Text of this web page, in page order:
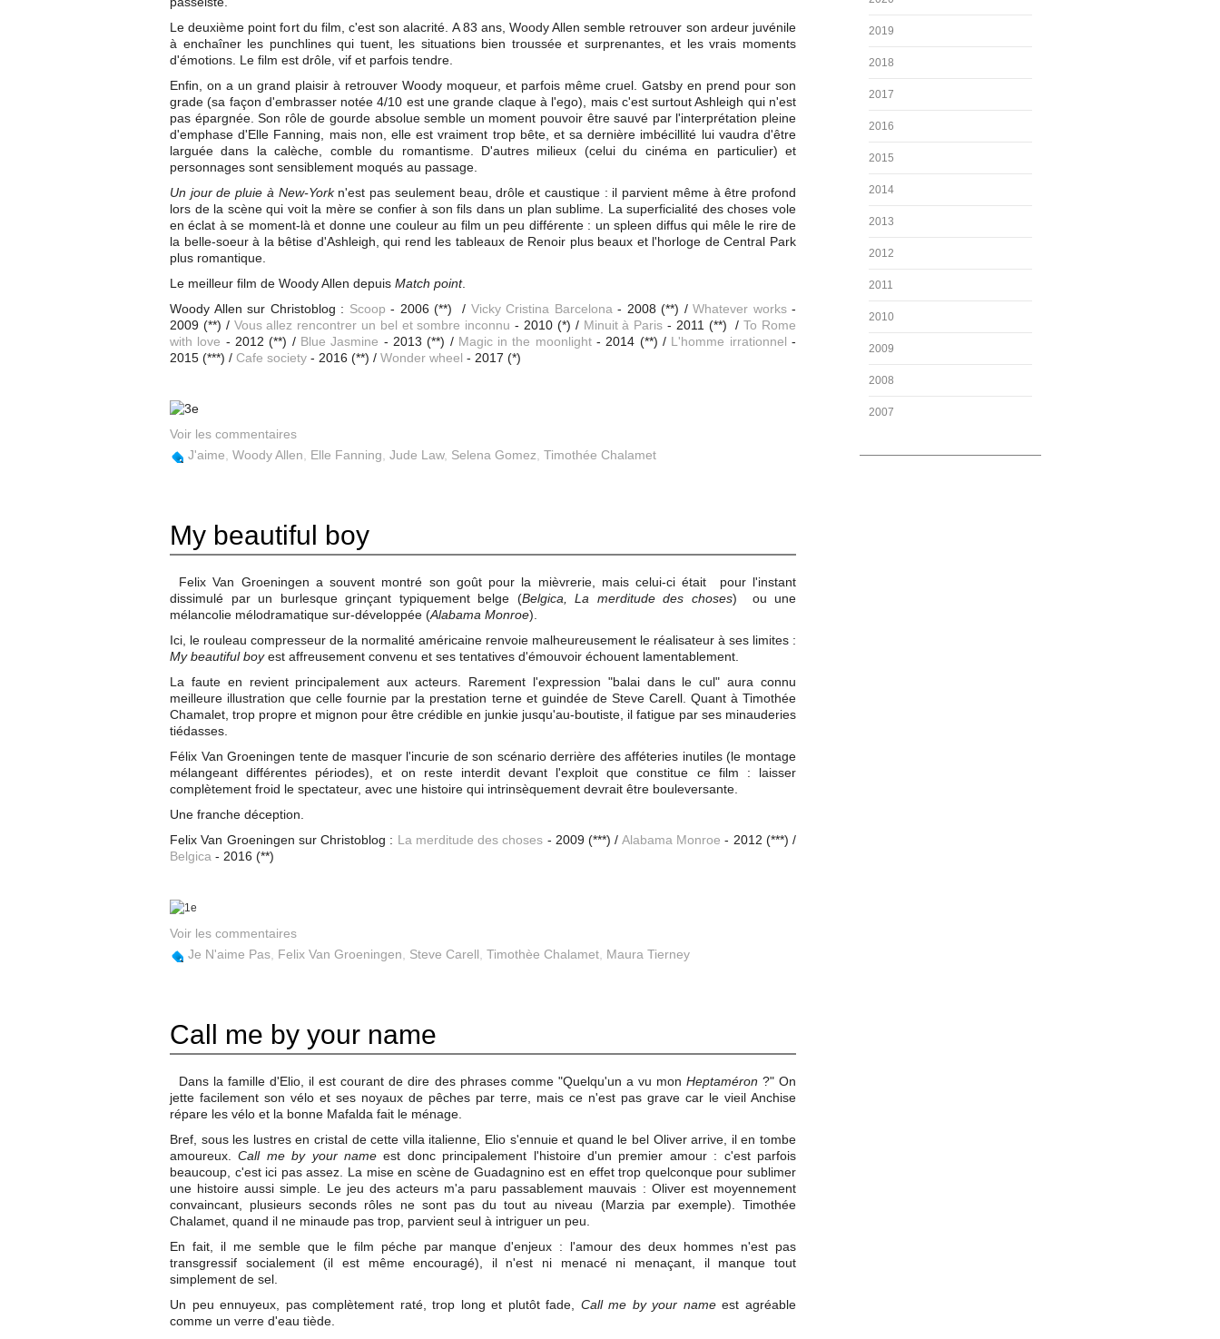
Le deuxième point fort du film, c'est son alacrité. A 83 ans, Woody Allen semble retrouver son ardeur juvénile
à enchaîner les punchlines qui tuent, les situations bien troussée et surprenantes, et les vrais moments
d'émotions. Le film est drôle, vif et parfois tendre.
Enfin, on a un grand plaisir à retrouver Woody moqueur, et parfois même cruel. Gatsby en prend pour son
grade (sa façon d'embrasser notée 4/10 est une grande claque à l'ego), mais c'est surtout Ashleigh qui n'est
pas épargnée. Son rôle de gourde absolue semble un moment pouvoir être sauvé par l'interprétation pleine
d'emphase d'Elle Fanning, mais non, elle est vraiment trop bête, et sa dernière imbécillité lui vaudra d'être
larguée dans la calèche, comble du romantisme. D'autres milieux (celui du cinéma en particulier) et
personnages sont sensiblement moqués au passage.
Un jour de pluie à New-Yorkn'est pas seulement beau, drôle et caustique : il parvient même à être profond
lors de la scène qui voit la mère se confier à son fils dans un plan sublime. La superficialité des choses vole
en éclat à se moment-là et donne une couleur au film un peu différente : un spleen diffus qui mêle le rire de
la belle-soeur à la bêtise d'Ashleigh, qui rend les tableaux de Renoir plus beaux et l'horloge de Central Park
plus romantique.
Le meilleur film de Woody Allen depuis Match point.
Woody Allen sur Christoblog : Scoop - 2006 (**) / Vicky Cristina Barcelona - 2008 (**) / Whatever works-
2009 (**) / Vous allez rencontrer un bel et sombre inconnu - 2010 (*) / Minuit à Paris - 2011 (**) /To Rome
with love - 2012 (**) / Blue Jasmine - 2013 (**) / Magic in the moonlight- 2014 (**) / L'homme irrationnel -
2015 (***) / Cafe society - 2016 (**) / Wonder wheel - 2017 (*)
Voir les commentaires
J'aime Woody Allen Elle Fanning Jude Law, Selena Gomez Timothée Chalamet
My beautiful boy
Felix Van Groeningen a souvent montré son goût pour la mièvrerie, mais celui-ci était pour l'instant
dissimulé par un burlesque grinçant typiquement belge (Belgica, La merditude des choses) ou une
mélancolie mélodramatique sur-développée (Alabama Monroe).
Ici, le rouleau compresseur de la normalité américaine renvoie malheureusement le réalisateur à ses limites :
My beautiful boyest affreusement convenu et ses tentatives d'émouvoir échouent lamentablement.
La faute en revient principalement aux acteurs. Rarement l'expression "balai dans le cul" aura connu
meilleure illustration que celle fournie par la prestation terne et guindée de Steve Carell. Quant à Timothée
Chamalet, trop propre et mignon pour être crédible en junkie jusqu'au-boutiste, il fatigue par ses minauderies
tiédasses.
Félix Van Groeningen tente de masquer l'incurie de son scénario derrière des afféteries inutiles (le montage
mélangeant différentes périodes), et on reste interdit devant l'exploit que constitue ce film : laisser
complètement froid le spectateur, avec une histoire qui intrinsèquement devrait être bouleversante.
Une franche déception.
Felix Van Groeningen sur Christoblog : La merditude des choses - 2009 (***) / Alabama Monroe - 2012 (***) /
Belgica - 2016 (**)
Voir les commentaires
Je N'aime Pas Felix Van Groeningen Steve Carell Timothèe Chalamet Maura Tierney
Call me by your name
Dans la famille d'Elio, il est courant de dire des phrases comme "Quelqu'un a vu mon Heptaméron ?" On
jette facilement son vélo et ses noyaux de pêches par terre, mais ce n'est pas grave car le vieil Anchise
répare les vélo et la bonne Mafalda fait le ménage.
Bref, sous les lustres en cristal de cette villa italienne, Elio s'ennuie et quand le bel Oliver arrive, il en tombe
amoureux.Call me by your name est donc principalement l'histoire d'un premier amour : c'est parfois
beaucoup, c'est ici pas assez. La mise en scène de Guadagnino est en effet trop quelconque pour sublimer
une histoire aussi simple. Le jeu des acteurs m'a paru passablement mauvais : Oliver est moyennement
convaincant, plusieurs seconds rôles ne sont pas du tout au niveau (Marzia par exemple). Timothée
Chalamet, quand il ne minaude pas trop, parvient seul à intriguer un peu.
En fait, il me semble que le film péche par manque d'enjeux : l'amour des deux hommes n'est pas
transgressif socialement (il est même encouragé), il n'est ni menacé ni menaçant, il manque tout
simplement de sel.
Un peu ennuyeux, pas complètement raté, trop long et plutôt fade, Call me by your nameest agréable
comme un verre d'eau tiède.
2019
2018
2017
2016
2015
2014
2013
2012
2011
2010
2009
2008
2007